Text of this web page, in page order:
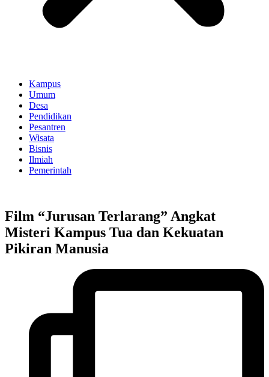
Kampus
Umum
Desa
Pendidikan
Pesantren
Wisata
Bisnis
Ilmiah
Pemerintah
Film “Jurusan Terlarang” Angkat
Misteri Kampus Tua dan Kekuatan
Pikiran Manusia